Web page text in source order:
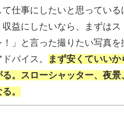
仕事にしたいと思ってい
益にしたいなら、まずは
」と言った撮りたい写真を
バイス。
まず安くていい
。スローシャッター、夜
。